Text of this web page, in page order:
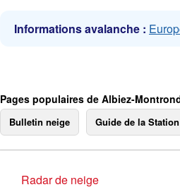
Informations avalanche :
Pages populaires de Albiez-
Bulletin neige Guide de la Station
Radar de neige